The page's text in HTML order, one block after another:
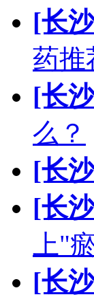
[长
药推
[长
么？
[长
[长
上"
[长